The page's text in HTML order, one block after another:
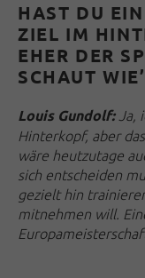
HAST DU
ZIEL IM
EHER DER
SCHAUT
Louis Gundolf: Ja,
Hinterkopf, aber
wäre heutzutage
sich entscheiden
gezielt hin
mitnehmen will.